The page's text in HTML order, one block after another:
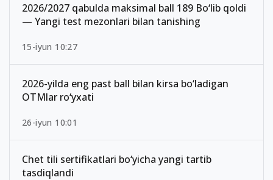
2026/2027 qabulda maksimal ball 189 Bo‘lib qoldi
— Yangi test mezonlari bilan tanishing
15-iyun 10:27
2026-yilda eng past ball bilan kirsa bo‘ladigan
OTMlar ro‘yxati
26-iyun 10:01
Chet tili sertifikatlari bo‘yicha yangi tartib
tasdiqlandi